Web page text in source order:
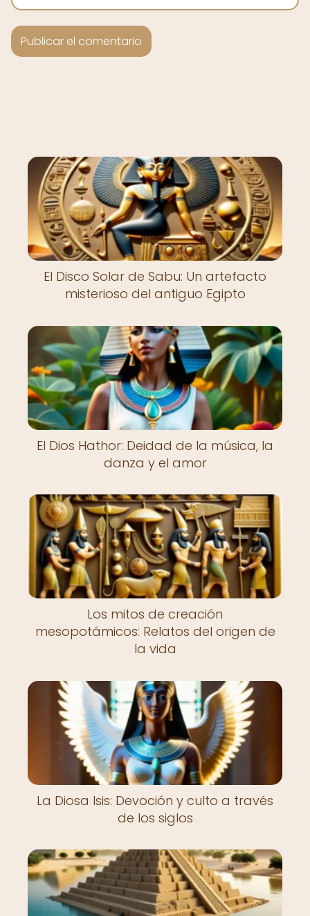
El Disco Solar de Sabu: Un artefacto
misterioso del antiguo Egipto
El Dios Hathor: Deidad de la música, la
danza y el amor
Los mitos de creación
mesopotámicos: Relatos del origen de
la vida
La Diosa Isis: Devoción y culto a través
de los siglos